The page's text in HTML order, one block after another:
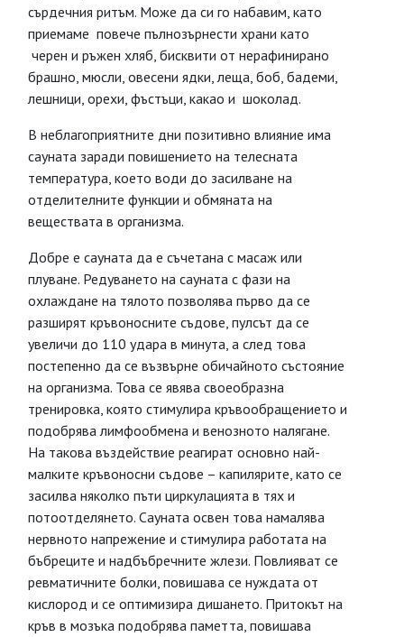
сърдечния ритъм. Може да си го набавим, като
приемаме повече пълнозърнести храни като
черен и ръжен хляб, бисквити от нерафинирано
брашно, мюсли, овесени ядки, леща, боб, бадеми,
лешници, орехи, фъстъци, какао и шоколад.
В неблагоприятните дни позитивно влияние има
сауната заради повишението на телесната
температура, което води до засилване на
отделителните функции и обмяната на
веществата в организма.
Добре е сауната да е съчетана с масаж или
плуване. Редуването на сауната с фази на
охлаждане на тялото позволява първо да се
разширят кръвоносните съдове, пулсът да се
увеличи до 110 удара в минута, а след това
постепенно да се възвърне обичайното състояние
на организма. Това се явява своеобразна
тренировка, която стимулира кръвообращението и
подобрява лимфообмена и венозното налягане.
На такова въздействие реагират основно най-
малките кръвоносни съдове – капилярите, като се
засилва няколко пъти циркулацията в тях и
потоотделянето. Сауната освен това намалява
нервното напрежение и стимулира работата на
бъбреците и надбъбречните жлези. Повлияват се
ревматичните болки, повишава се нуждата от
кислород и се оптимизира дишането. Притокът на
кръв в мозъка подобрява паметта, повишава